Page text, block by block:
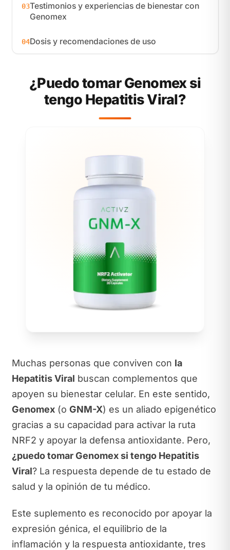
03Testimonios y experiencias de bienestar con
Genomex
04Dosis y recomendaciones de uso
¿Puedo tomar Genomex si
tengo Hepatitis Viral?
Muchas personas que conviven con la
Hepatitis Viral buscan complementos que
apoyen su bienestar celular. En este sentido,
Genomex(o GNM-X) es un aliado epigenético
gracias a su capacidad para activar la ruta
NRF2 y apoyar la defensa antioxidante. Pero,
¿puedo tomar Genomex si tengo Hepatitis
Viral? La respuesta depende de tu estado de
salud y la opinión de tu médico.
Este suplemento es reconocido por apoyar la
expresión génica, el equilibrio de la
inflamación y la respuesta antioxidante, tres